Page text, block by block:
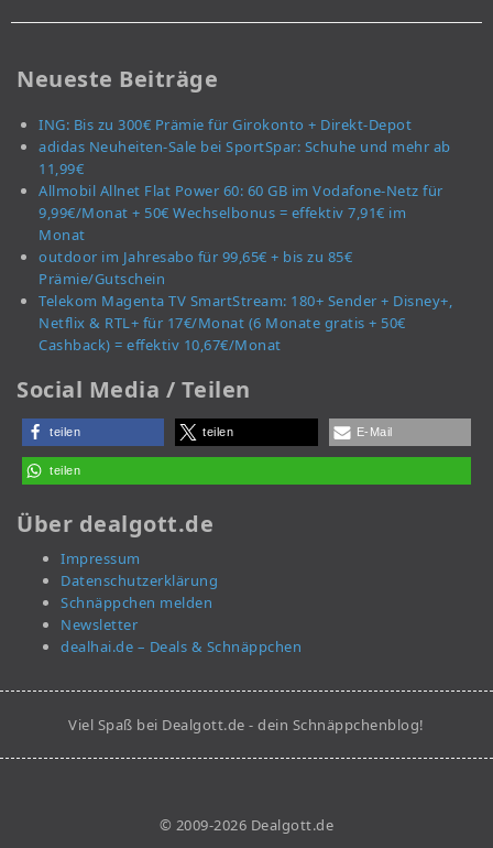
Neueste Beiträge
ING: Bis zu 300€ Prämie für Girokonto + Direkt-Depot
adidas Neuheiten-Sale bei SportSpar: Schuhe und mehr ab
11,99€
Allmobil Allnet Flat Power 60: 60 GB im Vodafone-Netz für
9,99€/Monat + 50€ Wechselbonus = effektiv 7,91€ im
Monat
outdoor im Jahresabo für 99,65€ + bis zu 85€
Prämie/Gutschein
Telekom Magenta TV SmartStream: 180+ Sender + Disney+,
Netflix & RTL+ für 17€/Monat (6 Monate gratis + 50€
Cashback) = effektiv 10,67€/Monat
Social Media / Teilen
teilen teilen E-Mail
teilen
Über dealgott.de
Impressum
Datenschutzerklärung
Schnäppchen melden
Newsletter
dealhai.de – Deals & Schnäppchen
Viel Spaß bei Dealgott.de - dein Schnäppchenblog!
© 2009-2026 Dealgott.de